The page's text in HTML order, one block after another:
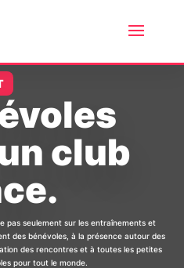
club
pas seulement sur les entraînements et
des bénévoles, à la présence autour des
des rencontres et à toutes les petites
pour tout le monde.